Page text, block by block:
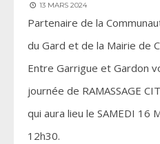
13 MARS 2024
Partenaire de la
du Gard et de la Mairie de
Entre Garrigue et Gardon
journée de RAMASSAGE
qui aura lieu le SAMEDI 16
12h30.